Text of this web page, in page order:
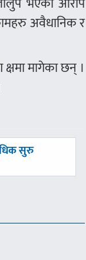
अवैधानिक र
मागेका छन् ।
सुरु